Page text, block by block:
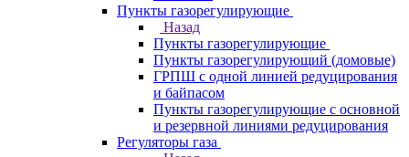
Пункты газорегулирующие
Назад
Пункты газорегулирующие
Пункты газорегулирующий (домовые)
ГРПШ с одной линией редуцирования
и байпасом
Пункты газорегулирующие с основной
и резервной линиями редуцирования
Регуляторы газа